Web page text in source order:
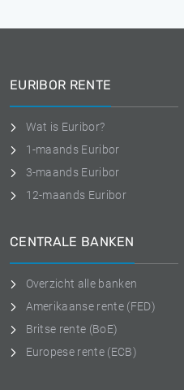
EURIBOR RENTE
Wat is Euribor?
1-maands Euribor
3-maands Euribor
12-maands Euribor
CENTRALE BANKEN
Overzicht alle banken
Amerikaanse rente (FED)
Britse rente (BoE)
Europese rente (ECB)